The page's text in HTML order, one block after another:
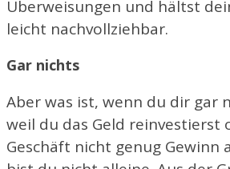
Überweisungen und hältst
leicht nachvollziehbar.
Gar nichts
Aber was ist, wenn du dir gar
weil du das Geld reinvestierst
Geschäft nicht genug Gewinn